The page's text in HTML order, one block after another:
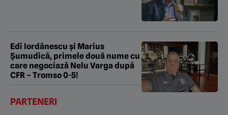
Edi Iordănescu și Marius
Șumudică, primele două nume cu
care negociază Nelu Varga după
CFR – Tromso 0-5!
PARTENERI